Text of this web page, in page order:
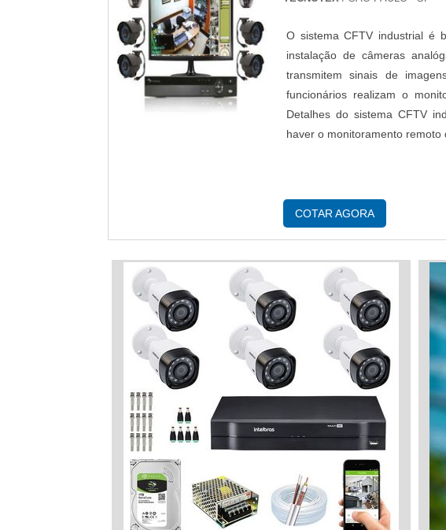
O sistema CFTV industrial é
instalação de câmeras
transmitem sinais de
funcionários realizam o
Detalhes do sistema CFTV
haver o monitoramento remoto
COTAR AGORA